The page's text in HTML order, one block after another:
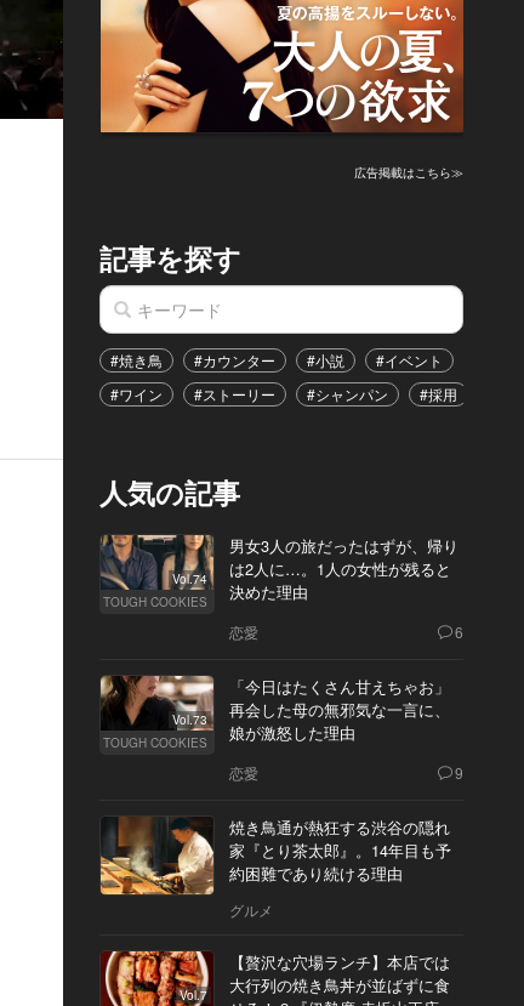
広告掲載はこちら≫
記事を探す
#焼き鳥 #カウンター #小説 #イベント
#ワイン
#ストーリー #シャンパン #採用
人気の記事
Vol.74
TOUGH COOKIES
男女3人の旅だったはずが、帰り
は2人に…。1人の女性が残ると
決めた理由
恋愛 6
Vol.73
TOUGH COOKIES
「今日はたくさん甘えちゃお」
再会した母の無邪気な一言に、
娘が激怒した理由
恋愛 9
焼き鳥通が熱狂する渋谷の隠れ
家『とり茶太郎』。14年目も予
約困難であり続ける理由
グルメ
Vol.7
【贅沢な穴場ランチ】本店では
大行列の焼き鳥丼が並ばずに食